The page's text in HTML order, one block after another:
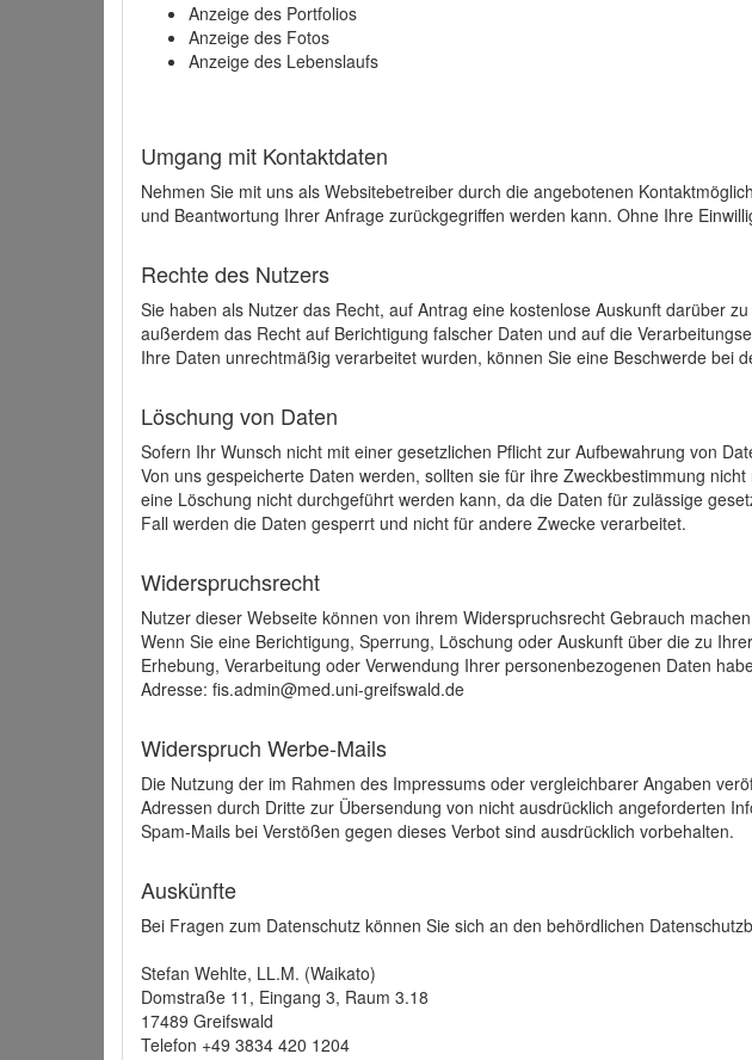
Anzeige des Portfolios
Anzeige des Fotos
Anzeige des Lebenslaufs
Umgang mit Kontaktdaten
Nehmen Sie mit uns als Websitebetreiber durch die angebotenen
und Beantwortung Ihrer Anfrage zurückgegriffen werden kann. Ohne Ihre
Rechte des Nutzers
Sie haben als Nutzer das Recht, auf Antrag eine kostenlose Auskunft darüber
außerdem das Recht auf Berichtigung falscher Daten und auf die
Ihre Daten unrechtmäßig verarbeitet wurden, können Sie eine Beschwerde bei
Löschung von Daten
Sofern Ihr Wunsch nicht mit einer gesetzlichen Pflicht zur Aufbewahrung von
Von uns gespeicherte Daten werden, sollten sie für ihre Zweckbestimmung
eine Löschung nicht durchgeführt werden kann, da die Daten für zulässige
Fall werden die Daten gesperrt und nicht für andere Zwecke verarbeitet.
Widerspruchsrecht
Nutzer dieser Webseite können von ihrem Widerspruchsrecht Gebrauch
Wenn Sie eine Berichtigung, Sperrung, Löschung oder Auskunft über die zu
Erhebung, Verarbeitung oder Verwendung Ihrer personenbezogenen Daten
Adresse: fis.admin@med.uni-greifswald.de
Widerspruch Werbe-Mails
Die Nutzung der im Rahmen des Impressums oder vergleichbarer Angaben
Adressen durch Dritte zur Übersendung von nicht ausdrücklich angeforderten
Spam-Mails bei Verstößen gegen dieses Verbot sind ausdrücklich vorbehalten.
Auskünfte
Bei Fragen zum Datenschutz können Sie sich an den behördlichen
Stefan Wehlte, LL.M. (Waikato)
Domstraße 11, Eingang 3, Raum 3.18
17489 Greifswald
Telefon +49 3834 420 1204